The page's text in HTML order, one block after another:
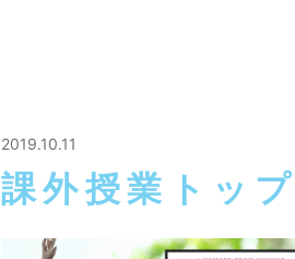
2019.10.11
課外授業トッ